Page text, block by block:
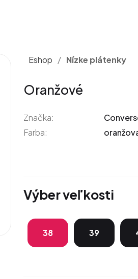
Eshop / Nízke plátenky
Oranžové
Značka:
Farba:
Výber veľkosti
38 39